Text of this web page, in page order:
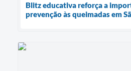
Blitz educativa reforça a
prevenção às queimadas em